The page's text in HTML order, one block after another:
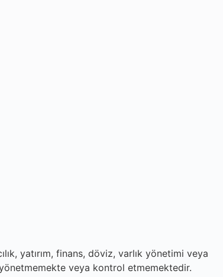
yatırım, finans, döviz, varlık yönetimi veya
yönetmemekte veya kontrol etmemektedir.